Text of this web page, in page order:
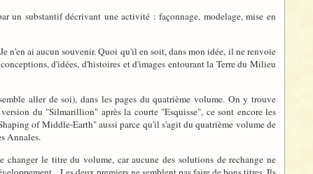
un substantif décrivant une activité : façonnage, modelage, mise en
n'en ai aucun souvenir. Quoi qu'il en soit, dans mon idée, il ne renvoie
d'idées, d'histoires et d'images entourant la Terre du Milieu
aller de soi), dans les pages du quatrième volume. On y trouve
du "Silmarillion" après la courte "Esquisse", ce sont encore les
of Middle-Earth" aussi parce qu'il s'agit du quatrième volume de
Annales.
le titre du volume, car aucune des solutions de rechange ne